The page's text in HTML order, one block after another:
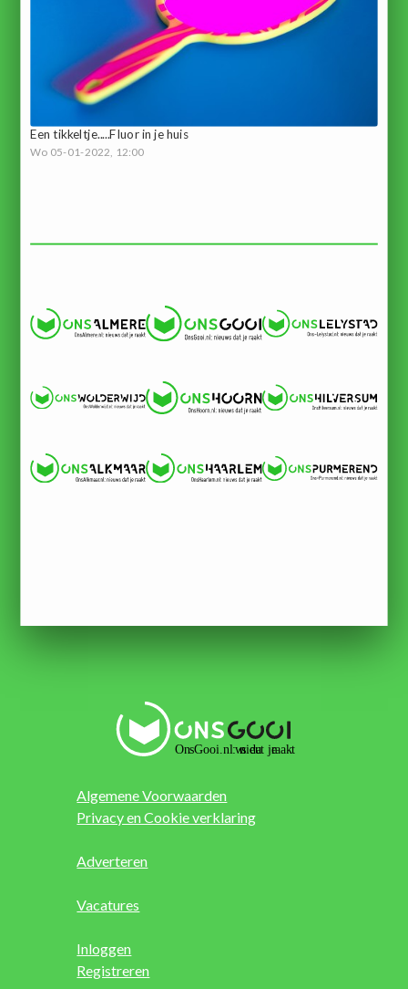
Een tikkeltje.....Fluor in je huis
Wo 05-01-2022, 12:00
Algemene Voorwaarden
Privacy en Cookie verklaring
Adverteren
Vacatures
Inloggen
Registreren